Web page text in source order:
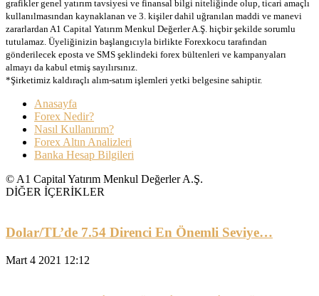
grafikler genel yatırım tavsiyesi ve finansal bilgi niteliğinde olup, ticari amaçlı
kullanılmasından kaynaklanan ve 3. kişiler dahil uğranılan maddi ve manevi
zararlardan A1 Capital Yatırım Menkul Değerler A.Ş. hiçbir şekilde sorumlu
tutulamaz. Üyeliğinizin başlangıcıyla birlikte Forexkocu tarafından
gönderilecek eposta ve SMS şeklindeki forex bültenleri ve kampanyaları
almayı da kabul etmiş sayılırsınız.
*Şirketimiz kaldıraçlı alım-satım işlemleri yetki belgesine sahiptir.
Anasayfa
Forex Nedir?
Nasıl Kullanırım?
Forex Altın Analizleri
Banka Hesap Bilgileri
© A1 Capital Yatırım Menkul Değerler A.Ş.
DİĞER İÇERİKLER
Dolar/TL’de 7.54 Direnci En Önemli Seviye…
Mart 4 2021 12:12